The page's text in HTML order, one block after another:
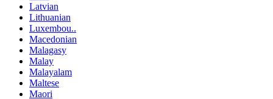
Latvian
Lithuanian
Luxembou..
Macedonian
Malagasy
Malay
Malayalam
Maltese
Maori